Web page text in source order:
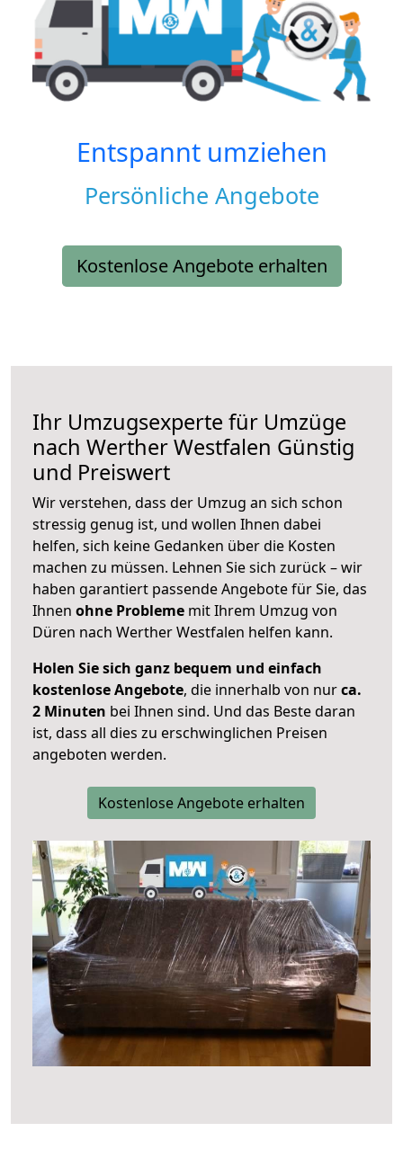
Entspannt umziehen
Persönliche Angebote
Kostenlose Angebote erhalten
Ihr Umzugsexperte für Umzüge
nach Werther Westfalen Günstig
und Preiswert
Wir verstehen, dass der Umzug an sich schon
stressig genug ist, und wollen Ihnen dabei
helfen, sich keine Gedanken über die Kosten
machen zu müssen. Lehnen Sie sich zurück – wir
haben garantiert passende Angebote für Sie, das
Ihnen ohne Probleme mit Ihrem Umzug von
Düren nach Werther Westfalen helfen kann.
Holen Sie sich ganz bequem und einfach
kostenlose Angebote, die innerhalb von nurca.
2 Minuten bei Ihnen sind. Und das Beste daran
ist, dass all dies zu erschwinglichen Preisen
angeboten werden.
Kostenlose Angebote erhalten